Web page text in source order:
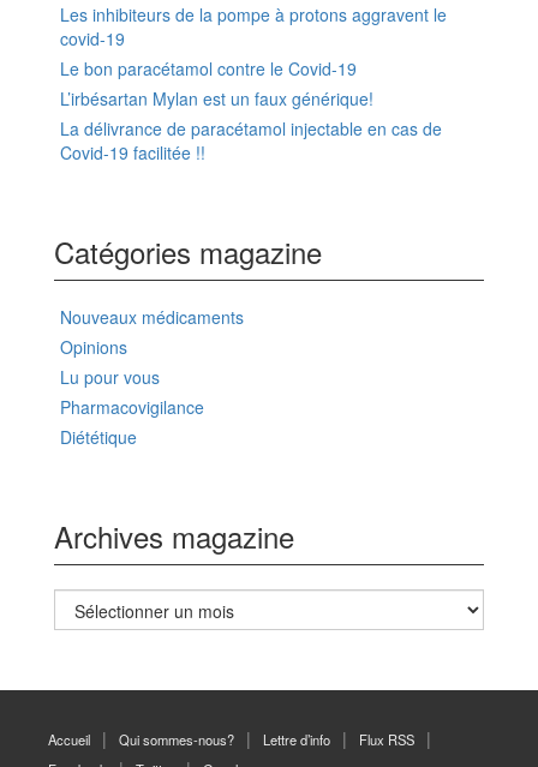
Les inhibiteurs de la pompe à protons aggravent le
covid-19
Le bon paracétamol contre le Covid-19
L’irbésartan Mylan est un faux générique!
La délivrance de paracétamol injectable en cas de
Covid-19 facilitée !!
Catégories magazine
Nouveaux médicaments
Opinions
Lu pour vous
Pharmacovigilance
Diététique
Archives magazine
Archives
magazine
Accueil Qui sommes-nous? Lettre d’info
Flux RSS